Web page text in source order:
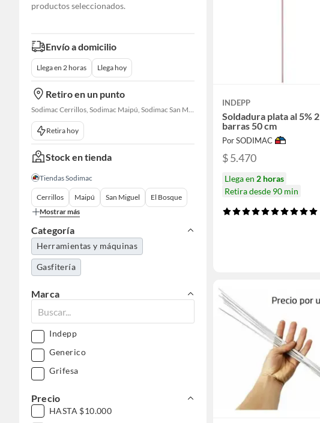
productos seleccionados.
Envío a domicilio
Llega en 2 horas Llega hoy
Retiro en un punto
Sodimac Cerrillos, Sodimac Maipú, Sodimac San Miguel, Sodimac El Bosque, Sodimac San Bernardo, Constructor Cantagallo, Sodimac Talagante, Sodimac San Fernando
Retira hoy
Stock en tienda
Tiendas Sodimac
Cerrillos Maipú San Miguel
El Bosque
Mostrar más
Categoría
Herramientas y máquinas
Gasfitería
Marca
Indepp
Generico
Grifesa
Precio
HASTA $10.000
INDEPP
Soldadura plata al 5% 2
barras 50 cm
Por SODIMAC
$ 5.470
Llega en 2 horas
Retira desde 90 min